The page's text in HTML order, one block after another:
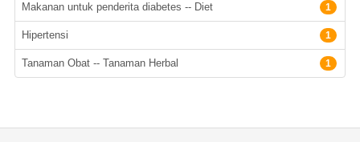
Makanan untuk penderita diabetes -- Diet 1
Hipertensi 1
Tanaman Obat -- Tanaman Herbal 1